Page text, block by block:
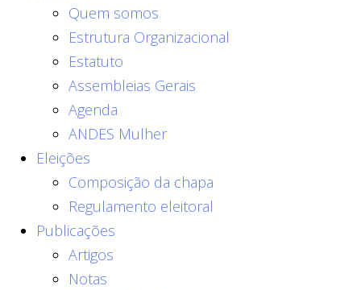
Quem somos
Estrutura Organizacional
Estatuto
Assembleias Gerais
Agenda
ANDES Mulher
Eleições
Composição da chapa
Regulamento eleitoral
Publicações
Artigos
Notas